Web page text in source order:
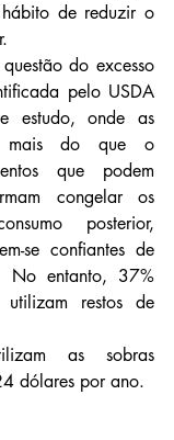
de reduzir o
do excesso
pelo USDA
estudo, onde as
mais do que o
que podem
congelar os
posterior,
se confiantes de
No entanto, 37%
restos de
as sobras
dólares por ano.